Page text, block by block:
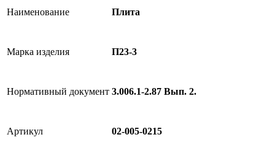
Наименование Плита
Марка изделия П23-3
Нормативный документ 3.006.1-2.87 Вып. 2.
Артикул 02-005-0215